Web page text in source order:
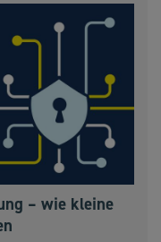
– wie kleine